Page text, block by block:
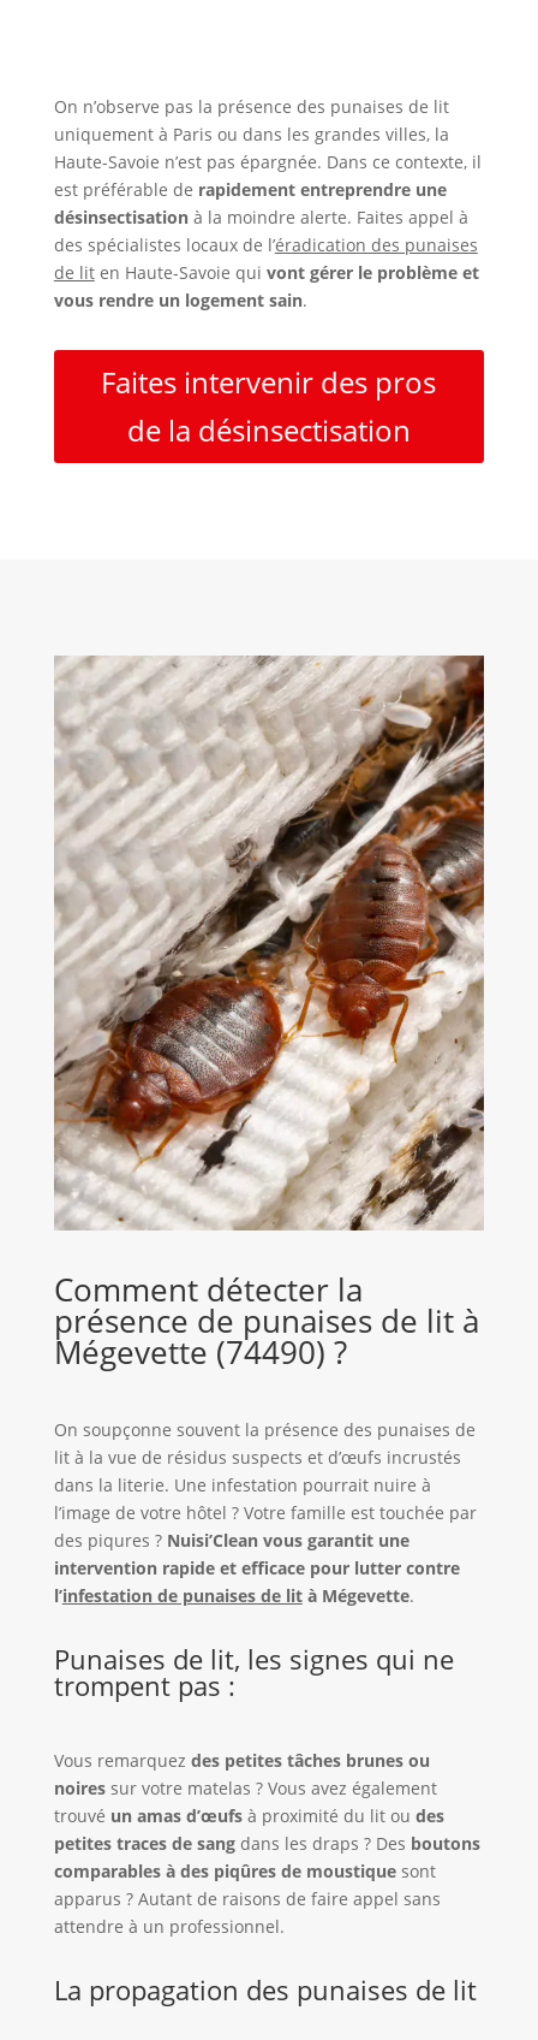
On n’observe pas la présence des punaises de lit
uniquement à Paris ou dans les grandes villes, la
Haute-Savoie n’est pas épargnée. Dans ce contexte, il
est préférable de rapidement entreprendre une
désinsectisationà la moindre alerte. Faites appel à
des spécialistes locaux de l’éradication des punaises
de liten Haute-Savoie qui vont gérer le problème et
vous rendre un logement sain.
Faites intervenir des pros
de la désinsectisation
Comment détecter la
présence de punaises de lit à
Mégevette (74490) ?
On soupçonne souvent la présence des punaises de
lit à la vue de résidus suspects et d’œufs incrustés
dans la literie. Une infestation pourrait nuire à
l’image de votre hôtel ? Votre famille est touchée par
des piqures ? Nuisi’Clean vous garantit une
intervention rapide et efficace pour lutter contre
l’infestation de punaises de lità Mégevette.
Punaises de lit, les signes qui ne
trompent pas :
Vous remarquez des petites tâches brunes ou
noiressur votre matelas ? Vous avez également
trouvé un amas d’œufsà proximité du lit ou des
petites traces de sangdans les draps ? Des boutons
comparables à des piqûres de moustiquesont
apparus ? Autant de raisons de faire appel sans
attendre à un professionnel.
La propagation des punaises de lit